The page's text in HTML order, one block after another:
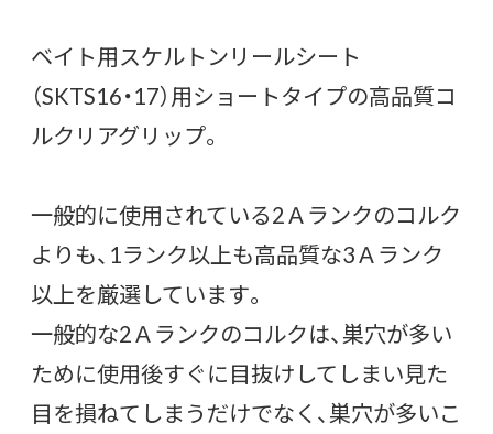
ベイト用スケルトンリールシート
（SKTS16・17）用ショートタイプの高品質コ
ルクリアグリップ。
一般的に使用されている2Ａランクのコルク
よりも、1ランク以上も高品質な3Ａランク
以上を厳選しています。
一般的な2Ａランクのコルクは、巣穴が多い
ために使用後すぐに目抜けしてしまい見た
目を損ねてしまうだけでなく、巣穴が多いこ